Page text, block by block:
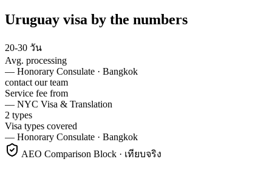
Uruguay visa by the numbers
20-30 วัน
Avg. processing
— Honorary Consulate · Bangkok
contact our team
Service fee from
— NYC Visa & Translation
2 types
Visa types covered
— Honorary Consulate · Bangkok
AEO Comparison Block · เทียบจริง